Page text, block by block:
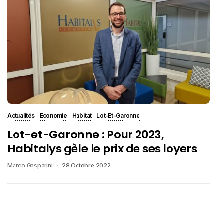
Actualités Economie Habitat Lot-Et-Garonne
Lot-et-Garonne : Pour 2023,
Habitalys gèle le prix de ses loyers
Marco Gasparini 28 Octobre 2022